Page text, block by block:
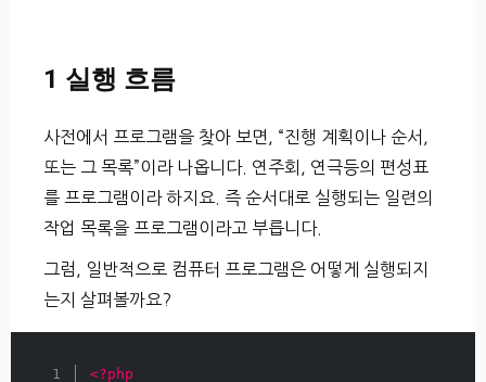
1 실행 흐름
사전에서 프로그램을 찾아 보면, “진행 계획이나 순서,
또는 그 목록”이라 나옵니다. 연주회, 연극등의 편성표
를 프로그램이라 하지요. 즉 순서대로 실행되는 일련의
작업 목록을 프로그램이라고 부릅니다.
그럼, 일반적으로 컴퓨터 프로그램은 어떻게 실행되지
는지 살펴볼까요?
1
<?php